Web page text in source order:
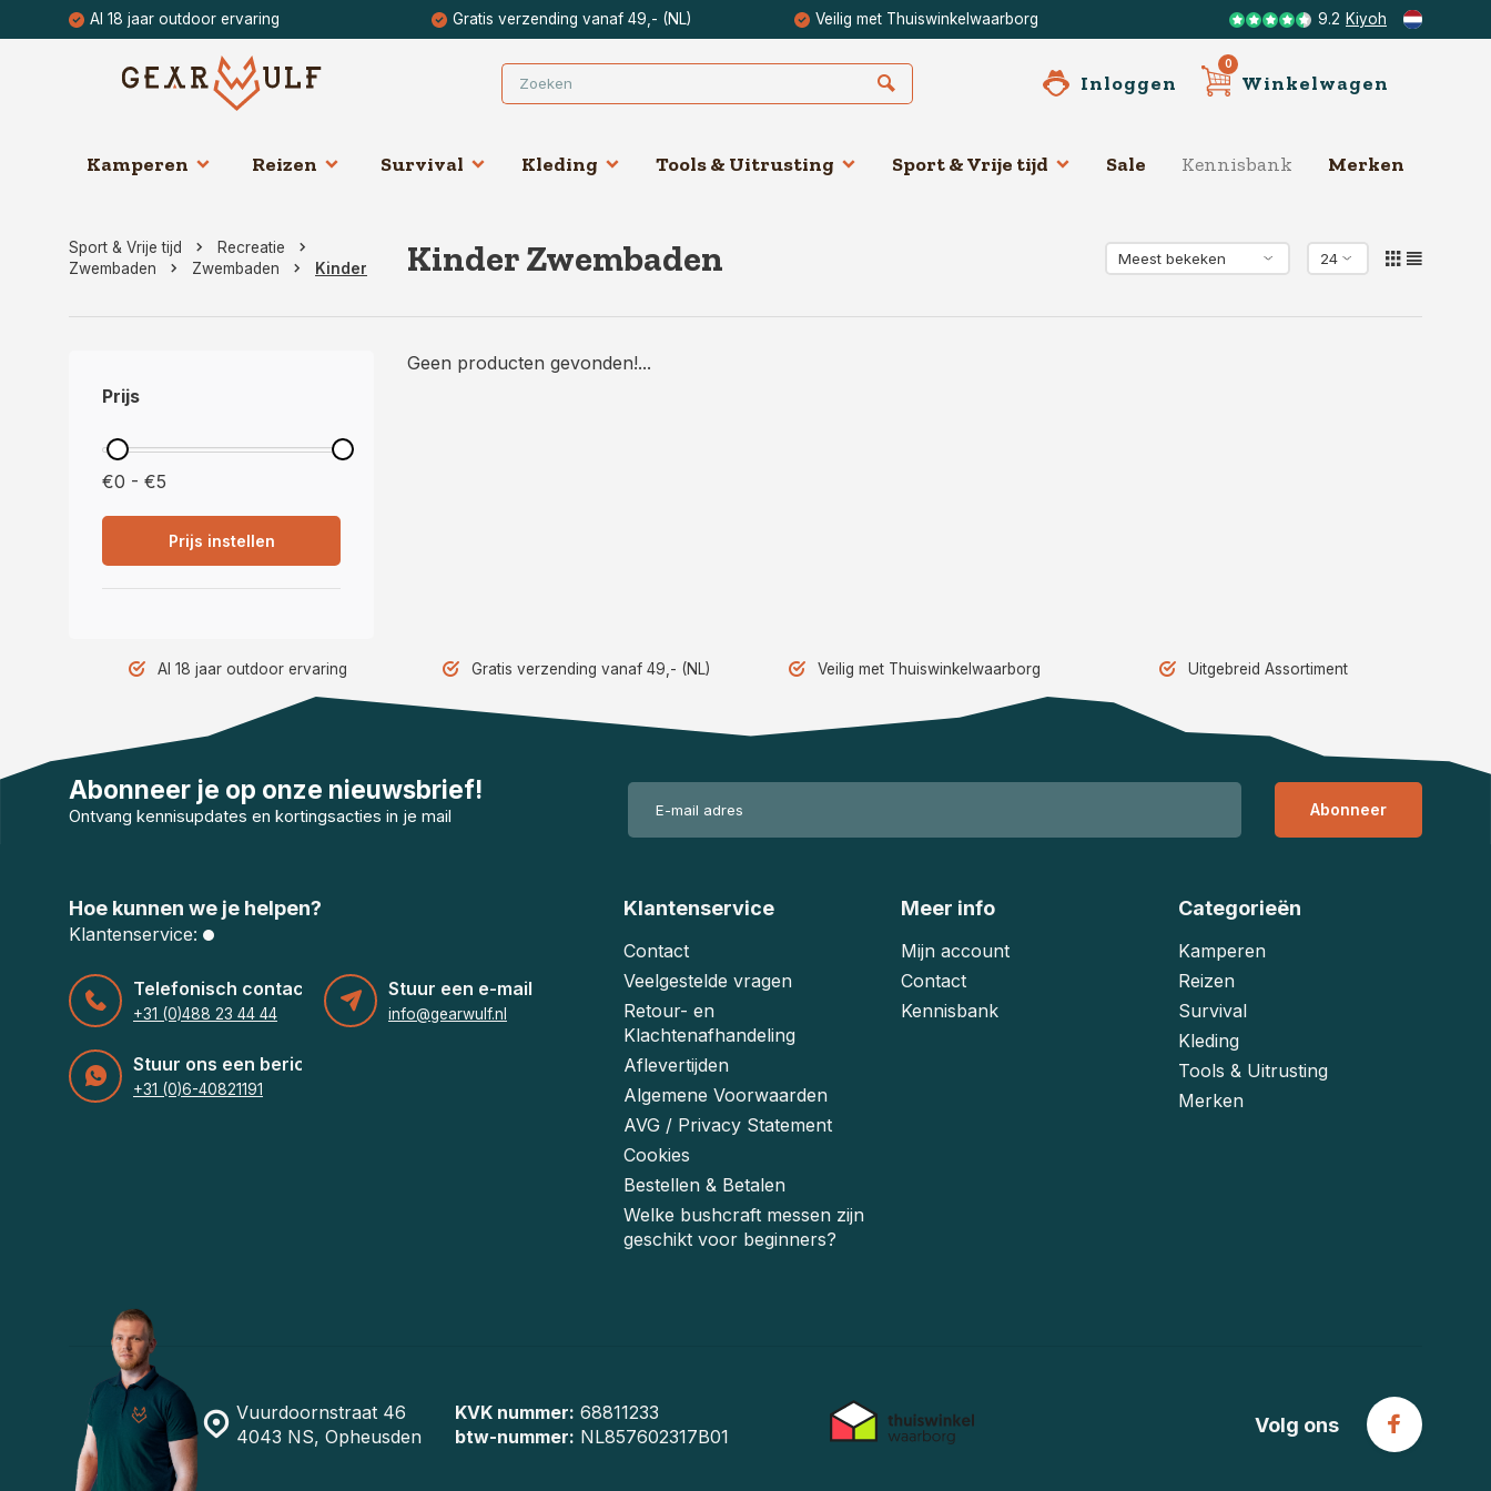
Al 18 jaar outdoor ervaring Gratis verzending vanaf 49,- (NL) Veilig met Thuiswinkelwaarborg 9.2 Kiyoh
Inloggen
0
Winkelwagen
Kamperen Reizen Survival Kleding Tools & Uitrusting Sport & Vrije tijd Sale Kennisbank Merken
Sport & Vrije tijd
Recreatie
Zwembaden
Zwembaden Kinder Kinder Zwembaden
Prijs
€0 - €5
Prijs instellen
Geen producten gevonden!...
Al 18 jaar outdoor ervaring Gratis verzending vanaf 49,- (NL) Veilig met Thuiswinkelwaarborg Uitgebreid Assortiment
Abonneer je op onze nieuwsbrief!
Ontvang kennisupdates en kortingsacties in je mail Abonneer
Hoe kunnen we je helpen?
Klantenservice:
Telefonisch contact
+31 (0)488 23 44 44
Stuur een e-mail
info@gearwulf.nl
Stuur ons een bericht
+31 (0)6-40821191
Klantenservice
Contact
Veelgestelde vragen
Retour- en
Klachtenafhandeling
Aflevertijden
Algemene Voorwaarden
AVG / Privacy Statement
Cookies
Bestellen & Betalen
Welke bushcraft messen zijn
geschikt voor beginners?
Meer info
Mijn account
Contact
Kennisbank
Categorieën
Kamperen
Reizen
Survival
Kleding
Tools & Uitrusting
Merken
Vuurdoornstraat 46
4043 NS, Opheusden
KVK nummer: 68811233
btw-nummer: NL857602317B01
Volg ons